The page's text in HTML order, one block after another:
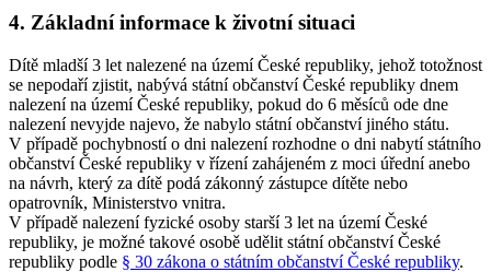
4. Základní informace k životní situaci
Dítě mladší 3 let nalezené na území České republiky, jehož totožnost
se nepodaří zjistit, nabývá státní občanství České republiky dnem
nalezení na území České republiky, pokud do 6 měsíců ode dne
nalezení nevyjde najevo, že nabylo státní občanství jiného státu.
V případě pochybností o dni nalezení rozhodne o dni nabytí státního
občanství České republiky v řízení zahájeném z moci úřední anebo
na návrh, který za dítě podá zákonný zástupce dítěte nebo
opatrovník, Ministerstvo vnitra.
V případě nalezení fyzické osoby starší 3 let na území České
republiky, je možné takové osobě udělit státní občanství České
republiky podle § 30 zákona o státním občanství České republiky.